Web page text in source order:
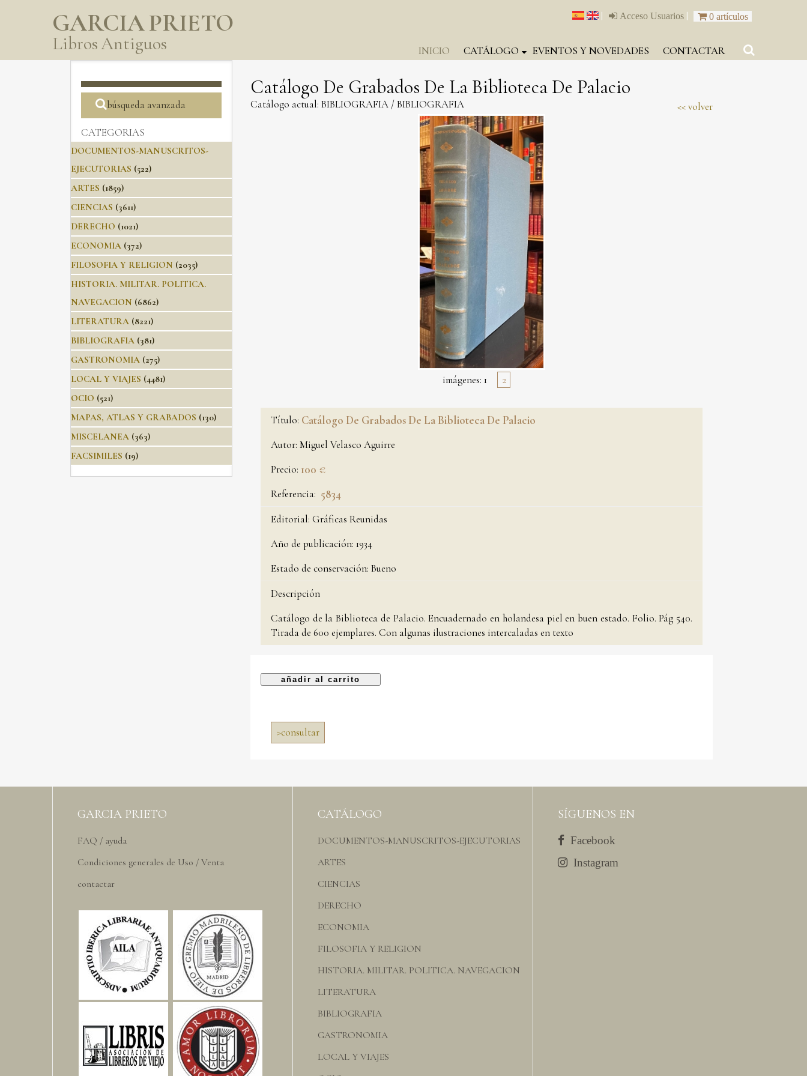
GARCIA PRIETO
Libros Antiguos
0 artículos
Acceso Usuarios |
|
INICIO CATÁLOGO EVENTOS Y NOVEDADES CONTACTAR
búsqueda avanzada
CATEGORIAS
DOCUMENTOS-MANUSCRITOS-
EJECUTORIAS (522)
ARTES (1859)
CIENCIAS (3611)
DERECHO (1021)
ECONOMIA (372)
FILOSOFIA Y RELIGION (2035)
HISTORIA. MILITAR. POLITICA.
NAVEGACION (6862)
LITERATURA (8221)
BIBLIOGRAFIA (381)
GASTRONOMIA (275)
LOCAL Y VIAJES (4481)
OCIO (521)
MAPAS, ATLAS Y GRABADOS (130)
MISCELANEA (363)
FACSIMILES (19)
Catálogo De Grabados De La Biblioteca De Palacio
Catálogo actual: BIBLIOGRAFIA /BIBLIOGRAFIA volver
imágenes: 1 2
Título: Catálogo De Grabados De La Biblioteca De Palacio
Autor: Miguel Velasco Aguirre
Precio: 100 €
Referencia: 5834
Editorial: Gráficas Reunidas
Año de publicación: 1934
Estado de conservación: Bueno
Descripción
Catálogo de la Biblioteca de Palacio. Encuadernado en holandesa piel en buen estado. Folio. Pág 540.
Tirada de 600 ejemplares. Con algunas ilustraciones intercaladas en texto
>consultar
GARCIA PRIETO
FAQ / ayuda
Condiciones generales de Uso / Venta
contactar
CATÁLOGO
DOCUMENTOS-MANUSCRITOS-EJECUTORIAS
ARTES
CIENCIAS
DERECHO
ECONOMIA
FILOSOFIA Y RELIGION
HISTORIA. MILITAR. POLITICA. NAVEGACION
LITERATURA
BIBLIOGRAFIA
GASTRONOMIA
LOCAL Y VIAJES
SÍGUENOS EN
Facebook
Instagram